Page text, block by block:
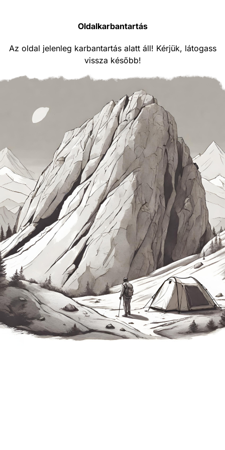
Oldalkarbantartás
Az oldal jelenleg karbantartás alatt áll! Kérjük, látogass
vissza később!